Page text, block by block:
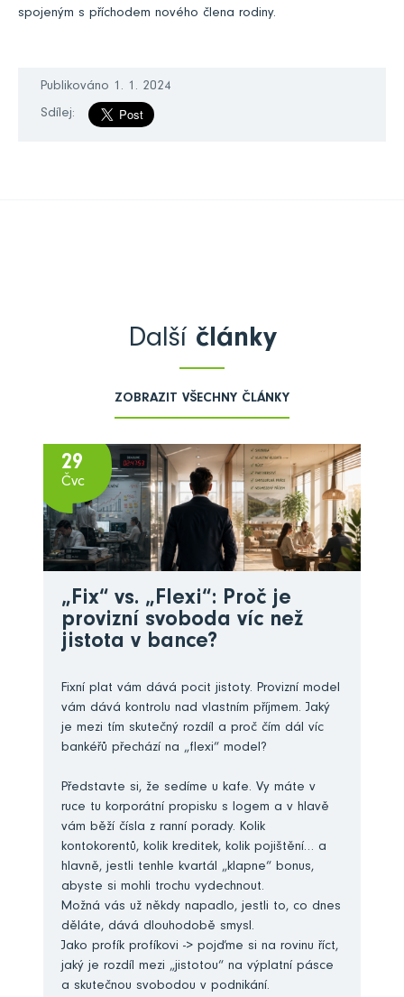
spojeným s příchodem nového člena rodiny.
Publikováno 1. 1. 2024
Sdílej:
Další články
ZOBRAZIT VŠECHNY ČLÁNKY
29
Čvc
„Fix“ vs. „Flexi“: Proč je
provizní svoboda víc než
jistota v bance?
Fixní plat vám dává pocit jistoty. Provizní model
vám dává kontrolu nad vlastním příjmem. Jaký
je mezi tím skutečný rozdíl a proč čím dál víc
bankéřů přechází na „flexi“ model?
Představte si, že sedíme u kafe. Vy máte v
ruce tu korporátní propisku s logem a v hlavě
vám běží čísla z ranní porady. Kolik
kontokorentů, kolik kreditek, kolik pojištění… a
hlavně, jestli tenhle kvartál „klapne“ bonus,
abyste si mohli trochu vydechnout.
Možná vás už někdy napadlo, jestli to, co dnes
děláte, dává dlouhodobě smysl.
Jako profík profíkovi -> pojďme si na rovinu říct,
jaký je rozdíl mezi „jistotou“ na výplatní pásce
a skutečnou svobodou v podnikání.